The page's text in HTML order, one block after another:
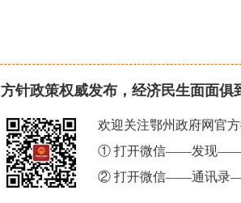
方针政策权威发布，经济民生面面俱
欢迎关注鄂州政府网官
① 打开微信——发现——
② 打开微信——通讯录